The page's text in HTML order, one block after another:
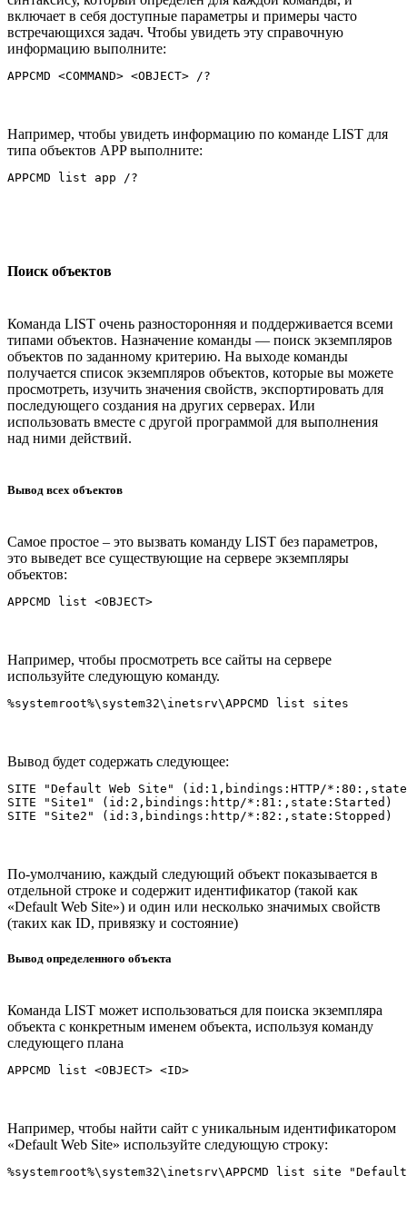
включает в себя доступные параметры и примеры часто
встречающихся задач. Чтобы увидеть эту справочную
информацию выполните:
Например, чтобы увидеть информацию по команде LIST для
типа объектов APP выполните:
Поиск объектов
Команда LIST очень разносторонняя и поддерживается всеми
типами объектов. Назначение команды — поиск экземпляров
объектов по заданному критерию. На выходе команды
получается список экземпляров объектов, которые вы можете
просмотреть, изучить значения свойств, экспортировать для
последующего создания на других серверах. Или
использовать вместе с другой программой для выполнения
над ними действий.
Вывод всех объектов
Самое простое – это вызвать команду LIST без параметров,
это выведет все существующие на сервере экземпляры
объектов:
Например, чтобы просмотреть все сайты на сервере
используйте следующую команду.
Вывод будет содержать следующее:
SITE "Default Web Site" (id:1,bindings:HTTP/
SITE "Site1" (id:2,bindings:http/*:81:,state:Started)
По-умолчанию, каждый следующий объект показывается в
отдельной строке и содержит идентификатор (такой как
«Default Web Site») и один или несколько значимых свойств
(таких как ID, привязку и состояние)
Вывод определенного объекта
Команда LIST может использоваться для поиска экземпляра
объекта с конкретным именем объекта, используя команду
следующего плана
Например, чтобы найти сайт с уникальным идентификатором
«Default Web Site» используйте следующую строку: